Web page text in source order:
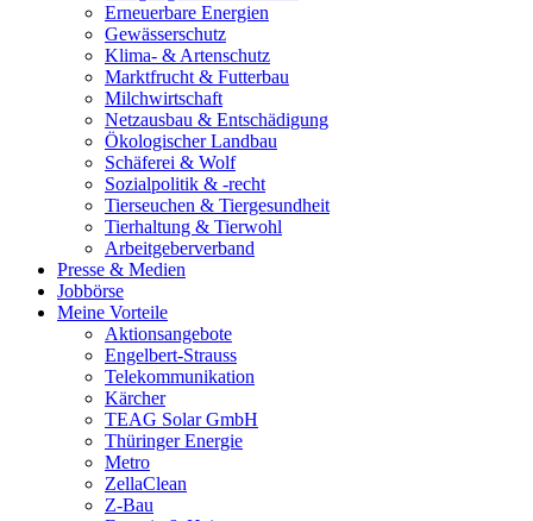
Erneuerbare Energien
Gewässerschutz
Klima- & Artenschutz
Marktfrucht & Futterbau
Milchwirtschaft
Netzausbau & Entschädigung
Ökologischer Landbau
Schäferei & Wolf
Sozialpolitik & -recht
Tierseuchen & Tiergesundheit
Tierhaltung & Tierwohl
Arbeitgeberverband
Presse & Medien
Jobbörse
Meine Vorteile
Aktionsangebote
Engelbert-Strauss
Telekommunikation
Kärcher
TEAG Solar GmbH
Thüringer Energie
Metro
ZellaClean
Z-Bau